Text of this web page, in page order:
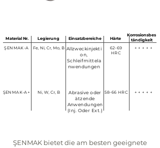
Material Nr. Legierung Einsatzbereiche Härte
Korrosionsbes
tändigkeit
ŞENMAK-A
Fe, Ni, Cr, Mo, B Allzweckinjekti
on,
Schleifmittela
nwendungen
62-69
HRC
ŞENMAK-A+ Ni, W, Cr, B
Abrasive oder
ätzende
Anwendungen
(Inj. Oder Ext.)
58-66 HRC
+ + + + +
+ + + + +
ŞENMAK bietet die am besten geeignete